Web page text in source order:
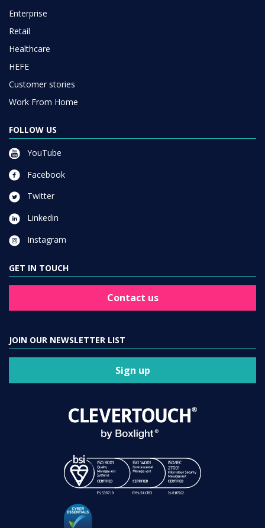
Enterprise
Retail
Healthcare
HEFE
Customer stories
Work From Home
FOLLOW US
YouTube
Facebook
Twitter
Linkedin
Instagram
GET IN TOUCH
Contact us
JOIN OUR NEWSLETTER LIST
Sign up